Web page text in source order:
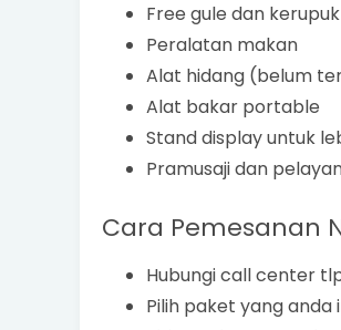
Free gule dan kerupuk
Peralatan makan
Alat hidang (belum
Alat bakar portable
Stand display untuk
Pramusaji dan
Cara Pemesanan
Hubungi call center
Pilih paket yang anda